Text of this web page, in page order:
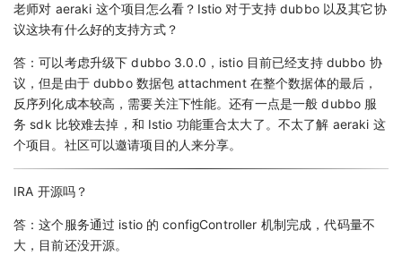
老师对 aeraki 这个项目怎么看？Istio 对于支持 dubbo 以及其它协
议这块有什么好的支持方式？
答：可以考虑升级下 dubbo 3.0.0，istio 目前已经支持 dubbo 协
议，但是由于 dubbo 数据包 attachment 在整个数据体的最后，
反序列化成本较高，需要关注下性能。还有一点是一般 dubbo 服
务 sdk 比较难去掉，和 Istio 功能重合太大了。不太了解 aeraki 这
个项目。社区可以邀请项目的人来分享。
IRA 开源吗？
答：这个服务通过 istio 的 configController 机制完成，代码量不
大，目前还没开源。